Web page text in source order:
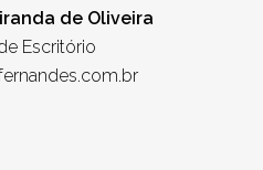
de Oliveira
Escritório